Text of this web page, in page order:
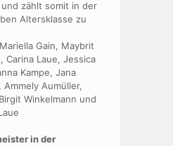
zählt somit in der
Altersklasse zu
Gain, Maybrit
Carina Laue, Jessica
Kampe, Jana
Aumüller,
Winkelmann und
in der